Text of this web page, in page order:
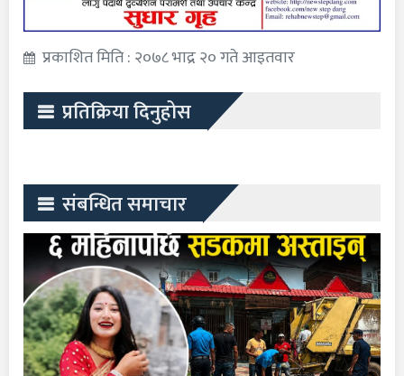
प्रकाशित मिति : २०७८ भाद्र २० गते आइतवार
प्रतिक्रिया दिनुहोस
संबन्धित समाचार